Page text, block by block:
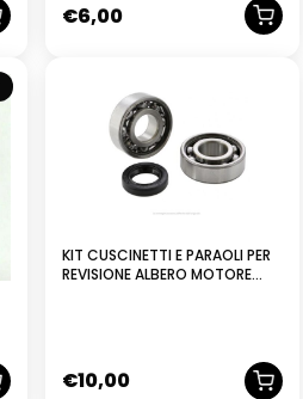
€6,00
KIT CUSCINETTI E PARAOLI PER
REVISIONE ALBERO MOTORE
€10,00